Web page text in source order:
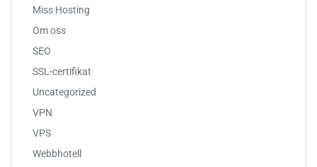
Miss Hosting
Om oss
SEO
SSL-certifikat
Uncategorized
VPN
VPS
Webbhotell